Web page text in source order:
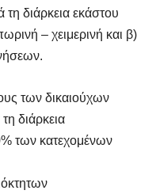
διάρκεια εκάστου
– χειμερινή και β)
των δικαιούχων
διάρκεια
των κατεχομένων